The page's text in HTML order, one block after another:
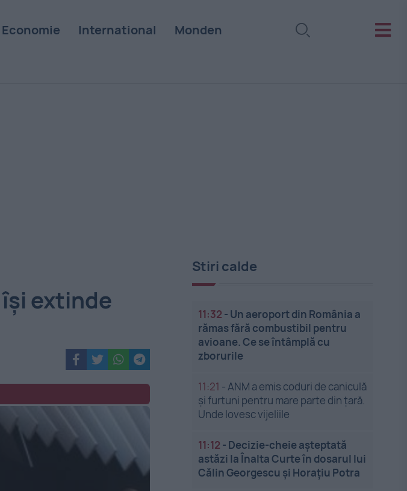
Economie International Monden
îşi extinde
Stiri calde
11:32 - Un aeroport din România a
rămas fără combustibil pentru
avioane. Ce se întâmplă cu
zborurile
11:21 -ANM a emis coduri de caniculă
și furtuni pentru mare parte din țară.
Unde lovesc vijeliile
11:12 - Decizie-cheie așteptată
astăzi la Înalta Curte în dosarul lui
Călin Georgescu și Horațiu Potra